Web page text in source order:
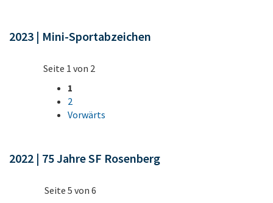
2023 | Mini-Sportabzeichen
Seite 1 von 2
1
2
Vorwärts
2022 | 75 Jahre SF Rosenberg
Seite 5 von 6